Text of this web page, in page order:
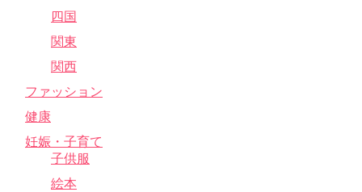
四国
関東
関西
ファッション
健康
妊娠・子育て
子供服
絵本